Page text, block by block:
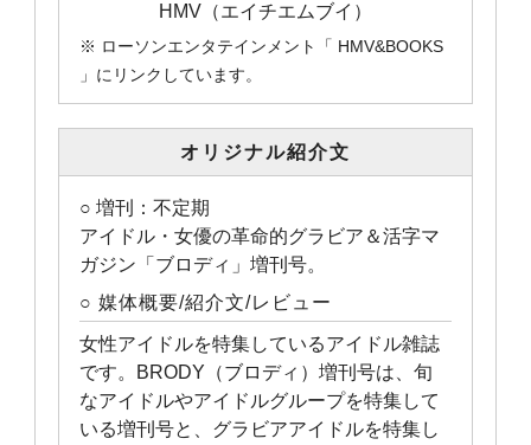
HMV（エイチエムブイ）
※ ローソンエンタテインメント「 HMV&BOOKS
」にリンクしています。
オリジナル紹介文
○ 増刊：不定期
アイドル・女優の革命的グラビア＆活字マ
ガジン「ブロディ」増刊号。
○ 媒体概要/紹介文/レビュー
女性アイドルを特集しているアイドル雑誌
です。BRODY（ブロディ）増刊号は、旬
なアイドルやアイドルグループを特集して
いる増刊号と、グラビアアイドルを特集し